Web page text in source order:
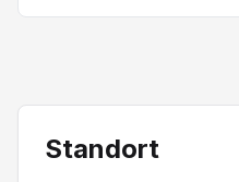
Standort